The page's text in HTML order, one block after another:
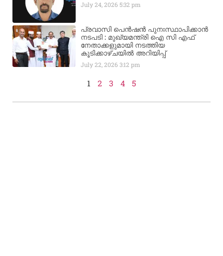
July 24, 20265:32 pm
പ്രവാസി പെൻഷൻ പുനഃസ്ഥാപിക്കാൻ
നടപടി : മുഖ്യമന്ത്രി ഐ സി എഫ്
നേതാക്കളുമായി നടത്തിയ
കൂടിക്കാഴ്ചയിൽ അറിയിപ്പ്
July 22, 20263:12 pm
1 2 3 4 5